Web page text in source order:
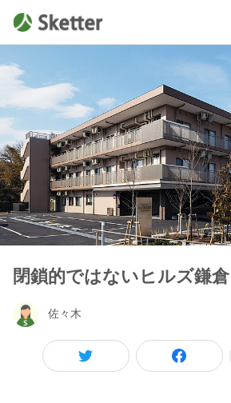
閉鎖的ではないヒルズ鎌
佐々木